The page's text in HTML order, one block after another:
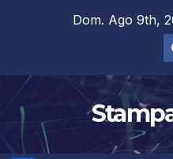
Dom. Ago 9th,